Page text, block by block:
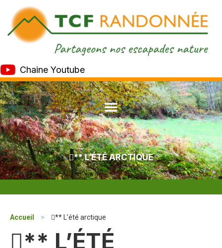
Chaine Youtube
** L’ÉTÉ ARCTIQUE
Accueil > ** L’été arctique
** L’ÉTÉ